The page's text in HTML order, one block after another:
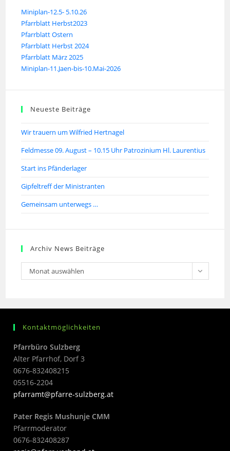
Miniplan-12.5- 5.10.26
Pfarrblatt Herbst2023
Pfarrblatt Ostern
Pfarrblatt Herbst 2024
Pfarrblatt März 2025
Miniplan-11.Jaen-bis-10.Mai-2026
Neueste Beiträge
Wir trauern um Wilfried Hertnagel
Feldmesse 09. August – 10.15 Uhr Patrozinium Hl. Laurentius
Start ins Pfänderlager
Gipfeltreff der Ministranten
Gemeinsam unterwegs …
Archiv News Beiträge
Monat auswählen
Kontaktmöglichkeiten
Pfarrbüro Sulzberg
Alter Pfarrhof, Dorf 3
0676-832408215
05516-2204
pfarramt@pfarre-sulzberg.at
Pater Regis Mushunje CMM
Pfarrmoderator
0676-832408287